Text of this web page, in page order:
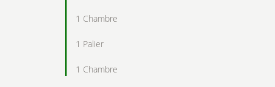
1 Chambre
1 Palier
1 Chambre